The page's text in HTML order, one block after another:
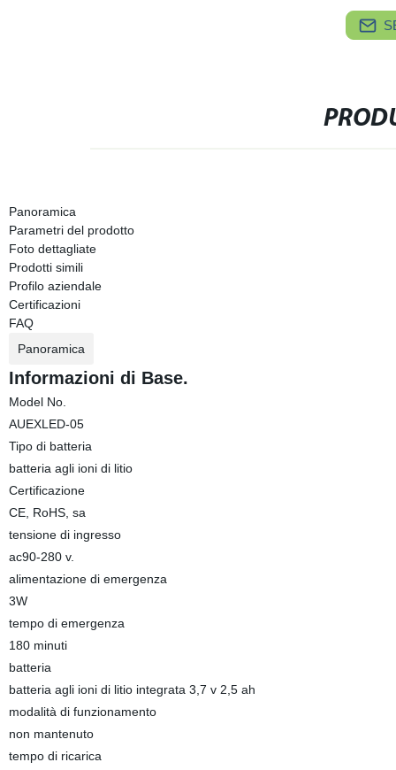
Panoramica
Parametri del prodotto
Foto dettagliate
Prodotti simili
Profilo aziendale
Certificazioni
FAQ
Panoramica
Informazioni di Base.
Model No.
AUEXLED-05
Tipo di batteria
batteria agli ioni di litio
Certificazione
CE, RoHS, sa
tensione di ingresso
ac90-280 v.
alimentazione di emergenza
3W
tempo di emergenza
180 minuti
batteria
batteria agli ioni di litio integrata 3,7 v 2,5 ah
modalità di funzionamento
non mantenuto
tempo di ricarica